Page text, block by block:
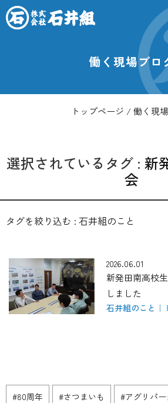
働く現場ブロ
トップページ 働く現
選択されているタグ : 新
会
タグを絞り込む : 石井組のこと
2026.06.01
新発田南高校
しました
石井組のこと
#80周年 #さつまいも #アグリパ